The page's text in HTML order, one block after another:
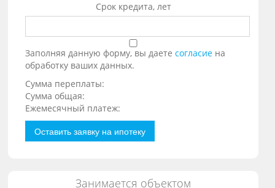
Срок кредита, лет
Заполняя данную форму, вы даетесогласие на
обработку ваших данных.
Сумма переплаты:
Сумма общая:
Ежемесячный платеж:
Оставить заявку на ипотеку
Занимается объектом